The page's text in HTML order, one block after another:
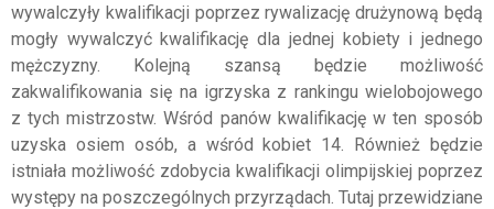
wywalczyły kwalifikacji poprzez rywalizację drużynową będą
mogły wywalczyć kwalifikację dla jednej kobiety i jednego
mężczyzny. Kolejną szansą będzie możliwość
zakwalifikowania się na igrzyska z rankingu wielobojowego
z tych mistrzostw. Wśród panów kwalifikację w ten sposób
uzyska osiem osób, a wśród kobiet 14. Również będzie
istniała możliwość zdobycia kwalifikacji olimpijskiej poprzez
występy na poszczególnych przyrządach. Tutaj przewidziane